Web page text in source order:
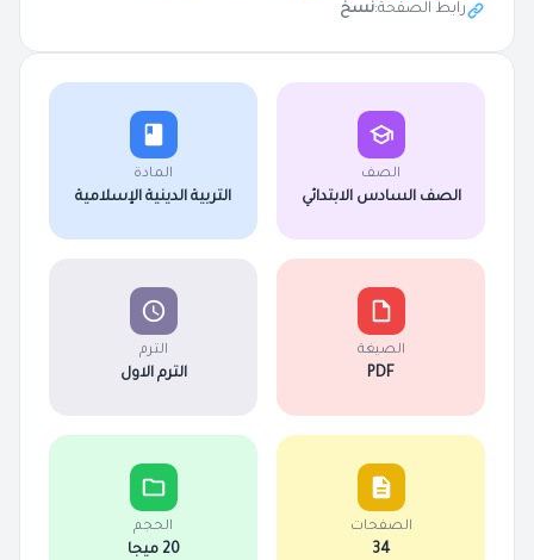
رابط الصفحة:نسخ
الصف
الصف السادس الابتدائي
المادة
التربية الدينية الإسلامية
الصيغة
PDF
الترم
الترم الاول
الصفحات
34
الحجم
20 ميجا